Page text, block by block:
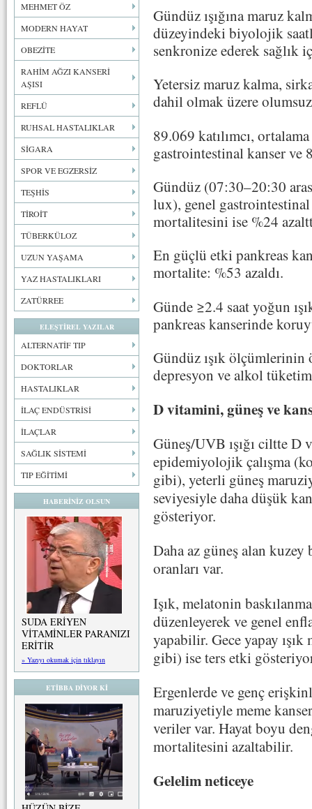
MEHMET ÖZ
MODERN HAYAT
OBEZİTE
RAHİM AĞZI KANSERİ
AŞISI
REFLÜ
RUHSAL HASTALIKLAR
SİGARA
SPOR VE EGZERSİZ
TEŞHİS
TİROİT
TÜBERKÜLOZ
UZUN YAŞAMA
YAZ HASTALIKLARI
ZATÜRREE
ELEŞTİREL YAZILAR
ALTERNATİF TIP
DOKTORLAR
HASTALIKLAR
İLAÇ ENDÜSTRİSİ
İLAÇLAR
SAĞLIK SİSTEMİ
TIP EĞİTİMİ
HABERİNİZ OLSUN
SUDA ERİYEN
VİTAMİNLER PARANIZI
ERİTİR
» Yazıyı okumak için tıklayın
ETİBBA DİYOR Kİ
Gündüz ışığına maruz
düzeyindeki biyolojik
senkronize ederek sağlık
Yetersiz maruz kalma,
dahil olmak üzere
89.069 katılımcı,
gastrointestinal kanser
Gündüz (07:30–20:30
lux), genel
mortalitesini ise %24
En güçlü etki pankreas
mortalite: %53 azaldı.
Günde ≥2.4 saat yoğun
pankreas kanserinde
Gündüz ışık
depresyon ve alkol
D vitamini, güneş ve
Güneş/UVB ışığı ciltte
epidemiyolojik çalışma
gibi), yeterli güneş
seviyesiyle daha düşük
gösteriyor.
Daha az güneş alan
oranları var.
Işık, melatonin
düzenleyerek ve genel
yapabilir. Gece yapay
gibi) ise ters etki
Ergenlerde ve genç
maruziyetiyle meme
veriler var. Hayat boyu
mortalitesini azaltabilir.
Gelelim neticeye